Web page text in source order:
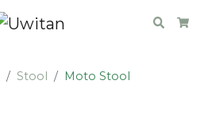
Search
Stool Moto Stool